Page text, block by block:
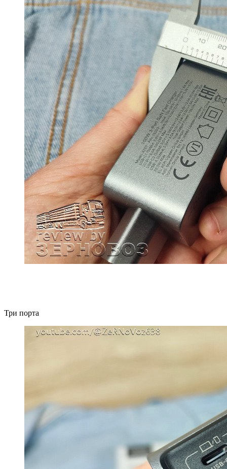
Три порта